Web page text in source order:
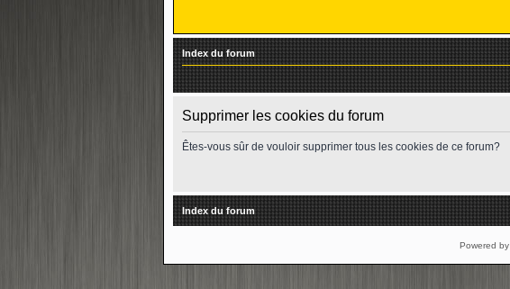
Index du forum
Supprimer les cookies du forum
Êtes-vous sûr de vouloir supprimer tous les cookies de ce forum?
Index du forum
Powered by